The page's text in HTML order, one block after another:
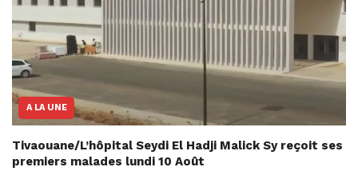
A LA UNE
Tivaouane/L’hôpital Seydi El Hadji Malick Sy reçoit ses
premiers malades lundi 10 Août